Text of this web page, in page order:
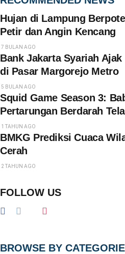
Hujan di Lampung
Petir dan Angin Kencang
7 BULAN AGO
Bank Jakarta Syariah
di Pasar Margorejo Metro
5 BULAN AGO
Squid Game Season 3:
Pertarungan Berdarah
1 TAHUN AGO
BMKG Prediksi Cuaca
Cerah
2 TAHUN AGO
FOLLOW US
BROWSE BY